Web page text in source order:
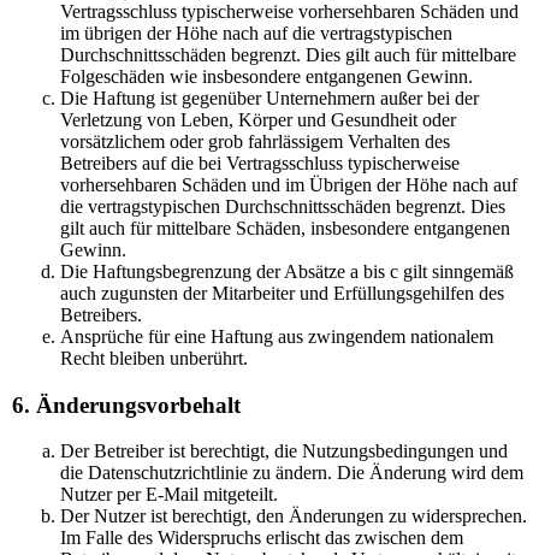
Vertragsschluss typischerweise vorhersehbaren Schäden und
im übrigen der Höhe nach auf die vertragstypischen
Durchschnittsschäden begrenzt. Dies gilt auch für mittelbare
Folgeschäden wie insbesondere entgangenen Gewinn.
Die Haftung ist gegenüber Unternehmern außer bei der
Verletzung von Leben, Körper und Gesundheit oder
vorsätzlichem oder grob fahrlässigem Verhalten des
Betreibers auf die bei Vertragsschluss typischerweise
vorhersehbaren Schäden und im Übrigen der Höhe nach auf
die vertragstypischen Durchschnittsschäden begrenzt. Dies
gilt auch für mittelbare Schäden, insbesondere entgangenen
Gewinn.
Die Haftungsbegrenzung der Absätze a bis c gilt sinngemäß
auch zugunsten der Mitarbeiter und Erfüllungsgehilfen des
Betreibers.
Ansprüche für eine Haftung aus zwingendem nationalem
Recht bleiben unberührt.
6. Änderungsvorbehalt
Der Betreiber ist berechtigt, die Nutzungsbedingungen und
die Datenschutzrichtlinie zu ändern. Die Änderung wird dem
Nutzer per E-Mail mitgeteilt.
Der Nutzer ist berechtigt, den Änderungen zu widersprechen.
Im Falle des Widerspruchs erlischt das zwischen dem